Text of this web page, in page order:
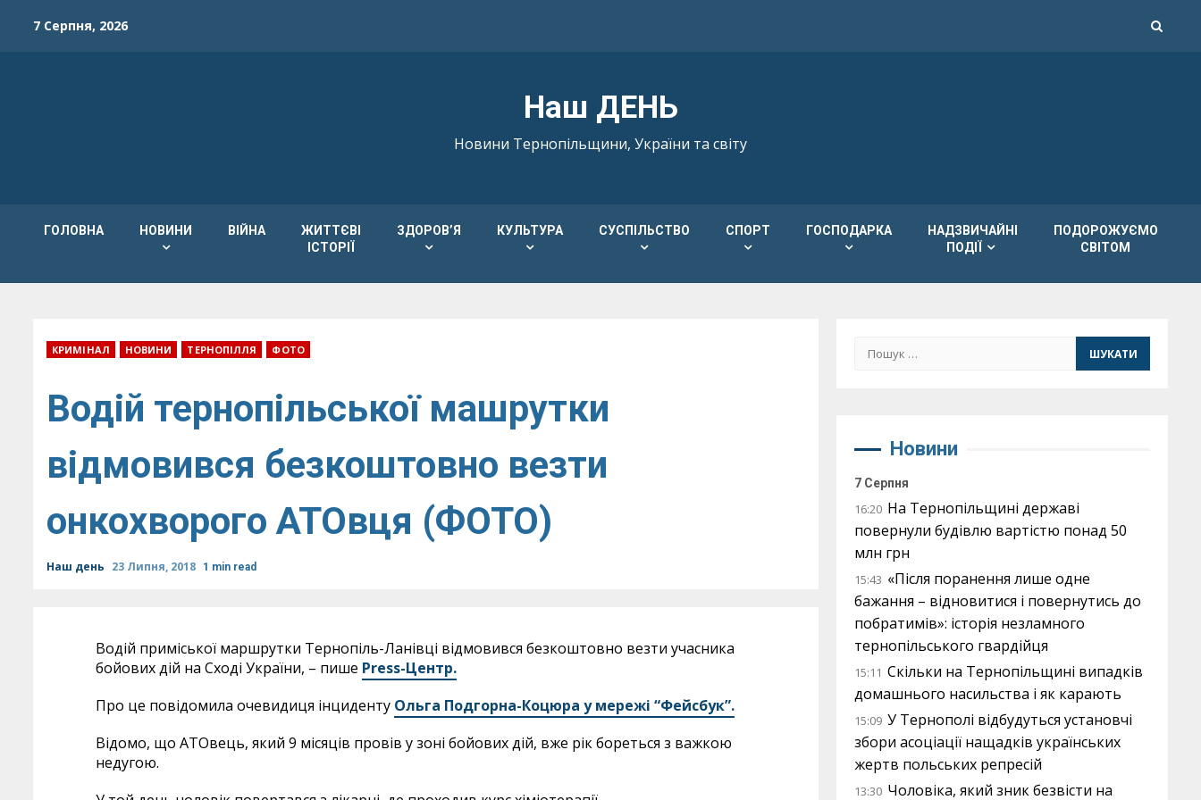
7 Серпня, 2026
Наш ДЕНЬ
Новини Тернопільщини, України та світу
ГОЛОВНА НОВИНИ ВІЙНА
ЖИТТЄВІ
ІСТОРІЇ
ЗДОРОВ’Я КУЛЬТУРА СУСПІЛЬСТВО СПОРТ ГОСПОДАРКА
НАДЗВИЧАЙНІ
ПОДІЇ
ПОДОРОЖУЄМО
СВІТОМ
КРИМІНАЛ НОВИНИ ТЕРНОПІЛЛЯ ФОТО
Водій тернопільської машрутки
відмовився безкоштовно везти
онкохворого АТОвця (ФОТО)
Наш день 23 Липня, 2018 1 min read
Водій приміської маршрутки Тернопіль-Ланівці відмовився безкоштовно везти учасника
бойових дій на Сході України, – пише Press-Центр.
Про це повідомила очевидиця інциденту Ольга Подгорна-Коцюра у мережі “Фейсбук”.
Відомо, що АТОвець, який 9 місяців провів у зоні бойових дій, вже рік бореться з важкою
недугою.
Пошук:
Новини
7 Серпня
16:20 На Тернопільщині державі
повернули будівлю вартістю понад 50
млн грн
15:43 «Після поранення лише одне
бажання – відновитися і повернутись до
побратимів»: історія незламного
тернопільського гвардійця
15:11 Скільки на Тернопільщині випадків
домашнього насильства і як карають
15:09 У Тернополі відбудуться установчі
збори асоціації нащадків українських
жертв польських репресій
13:30 Чоловіка, який зник безвісти на